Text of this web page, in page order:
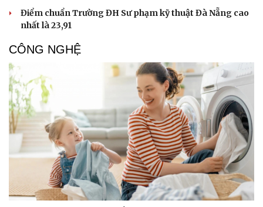
Điểm chuẩn Trường ĐH Sư phạm kỹ thuật Đà Nẵng cao
nhất là 23,91
CÔNG NGHỆ